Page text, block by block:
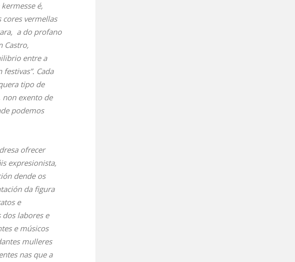
é,
vermellas
a do profano
Castro,
entre a
Cada
tipo de
exento de
podemos
ofrecer
expresionista,
dende os
da figura
e
labores e
e músicos
mulleres
nas que a